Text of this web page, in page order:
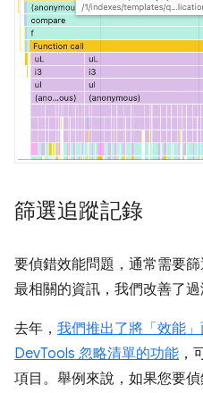
篩選追蹤記錄
要偵錯效能問題，通常需要
最相關的資訊，我們改善了過
去年， 我們推出了將「效能
DevTools 忽略清單的功能 ，
項目。舉例來說，如果您要